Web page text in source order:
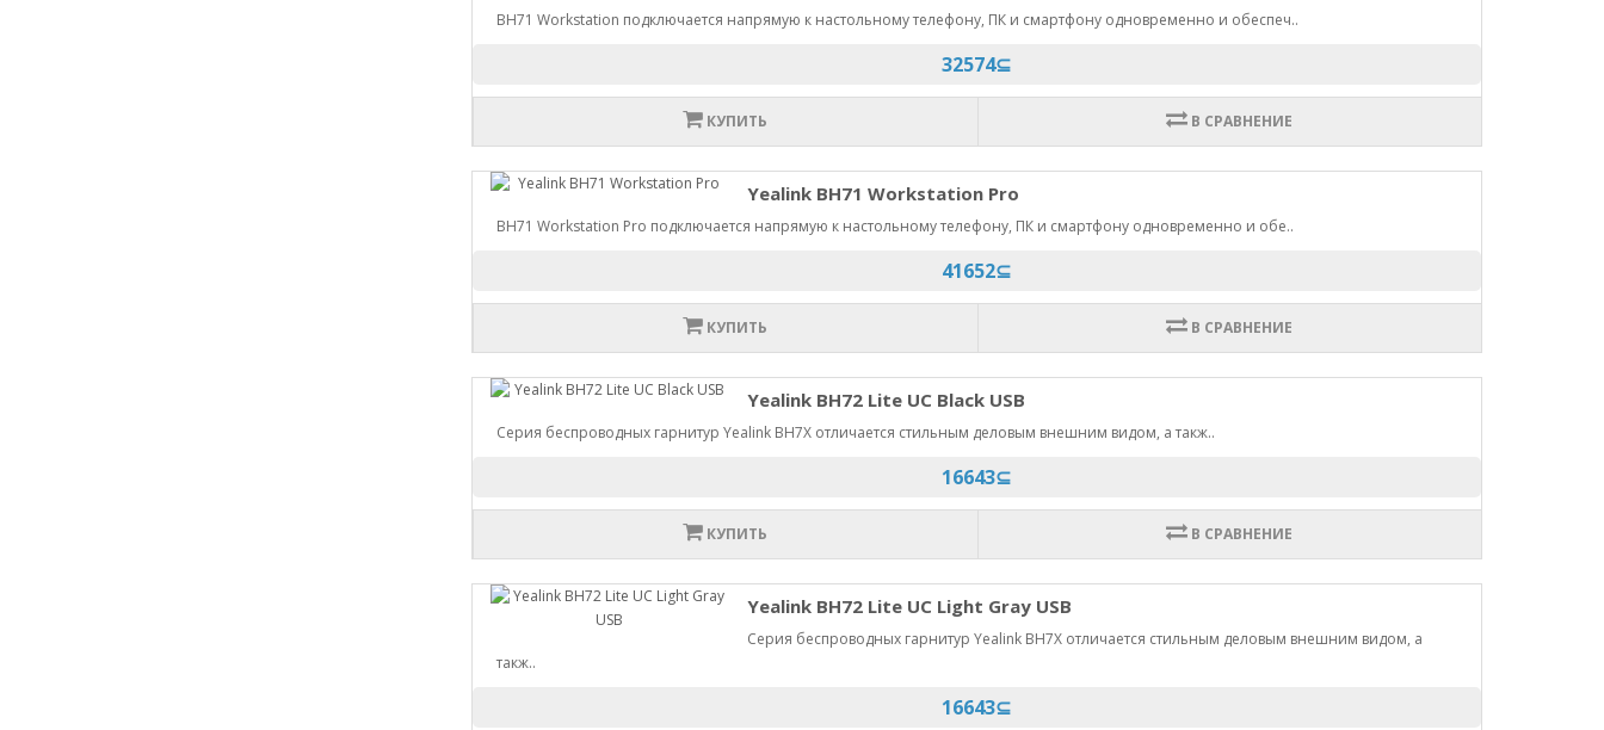
BH71 Workstation подключается напрямую к настольному телефону, ПК и смартфону одновременно и обеспеч..
32574⊆
КУПИТЬ В СРАВНЕНИЕ
Yealink BH71 Workstation Pro
BH71 Workstation Pro подключается напрямую к настольному телефону, ПК и смартфону одновременно и обе..
41652⊆
КУПИТЬ В СРАВНЕНИЕ
Yealink BH72 Lite UC Black USB
Серия беспроводных гарнитур Yealink BH7X отличается стильным деловым внешним видом, а такж..
16643⊆
КУПИТЬ В СРАВНЕНИЕ
Yealink BH72 Lite UC Light Gray USB
Серия беспроводных гарнитур Yealink BH7X отличается стильным деловым внешним видом, а
такж..
16643⊆